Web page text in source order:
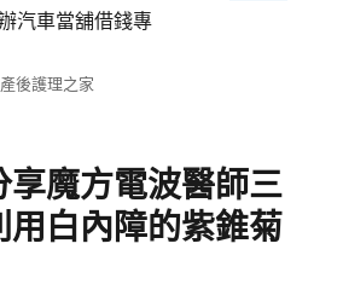
汽車當舖借錢專
後護理之家
享魔方電波醫師三
用白內障的紫錐菊